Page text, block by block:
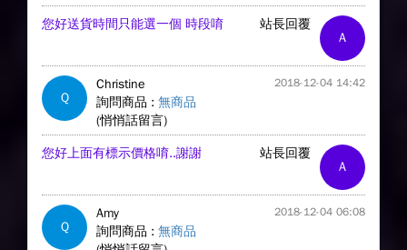
A
站長回覆
您好送貨時間只能選一個 時段唷
Q
Christine 2018-12-04 14:42
詢問商品 : 無商品
(悄悄話留言)
A
站長回覆
您好上面有標示價格唷..謝謝
Q
Amy 2018-12-04 06:08
詢問商品 : 無商品